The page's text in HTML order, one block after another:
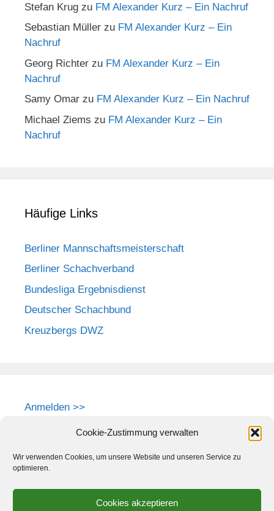
Cookie-Zustimmung verwalten
Wir verwenden Cookies, um unsere Website und unseren Service zu
optimieren.
Cookies akzeptieren
Stefan Krug zu FM Alexander Kurz – Ein Nachruf
Sebastian Müller zu FM Alexander Kurz – Ein
Nachruf
Georg Richter zu FM Alexander Kurz – Ein
Nachruf
Samy Omar zu FM Alexander Kurz – Ein Nachruf
Michael Ziems zu FM Alexander Kurz – Ein
Nachruf
Häufige Links
Berliner Mannschaftsmeisterschaft
Berliner Schachverband
Bundesliga Ergebnisdienst
Deutscher Schachbund
Kreuzbergs DWZ
Anmelden >>